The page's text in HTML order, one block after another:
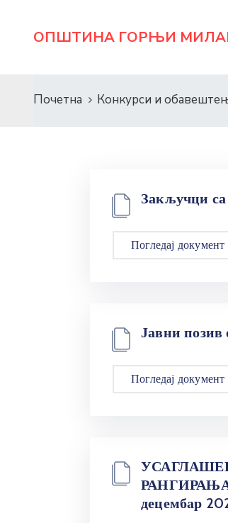
ОПШТИНА ГОРЊИ
Почетна Конкурси и
Закључци са
Погледај документ
Јавни позив
Погледај документ
децембар